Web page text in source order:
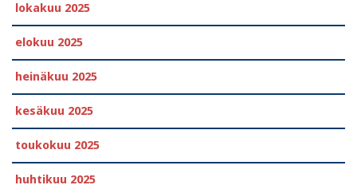
lokakuu 2025
elokuu 2025
heinäkuu 2025
kesäkuu 2025
toukokuu 2025
huhtikuu 2025